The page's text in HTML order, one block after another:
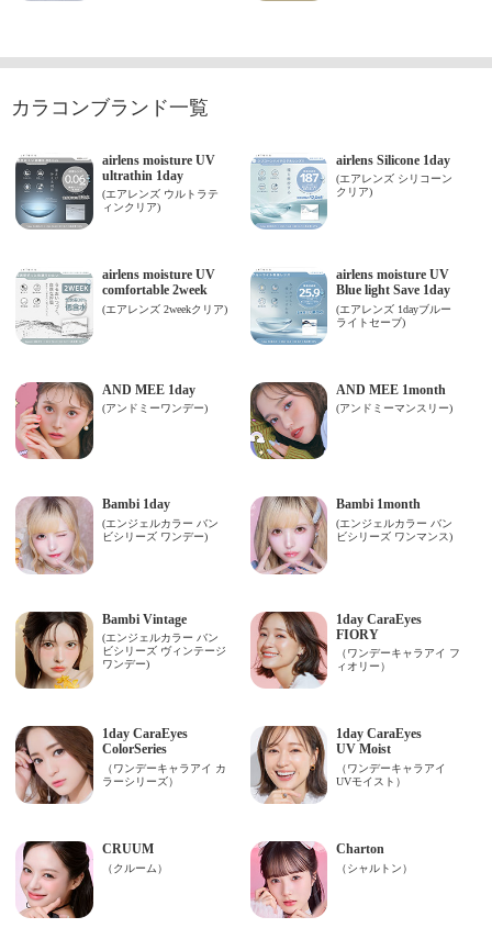
カラコンブランド一覧